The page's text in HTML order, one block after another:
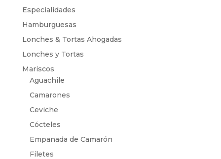
Especialidades
Hamburguesas
Lonches & Tortas Ahogadas
Lonches y Tortas
Mariscos
Aguachile
Camarones
Ceviche
Cócteles
Empanada de Camarón
Filetes